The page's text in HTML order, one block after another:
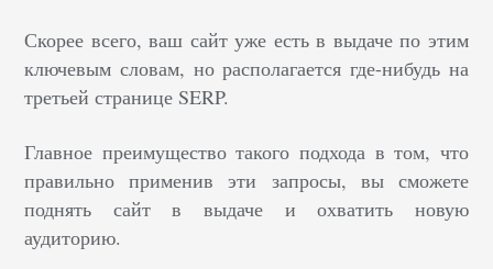
Скорее всего, ваш сайт уже есть в выдаче по этим
ключевым словам, но располагается где-нибудь на
третьей странице SERP.
Главное преимущество такого подхода в том, что
правильно применив эти запросы, вы сможете
поднять сайт в выдаче и охватить новую
аудиторию.